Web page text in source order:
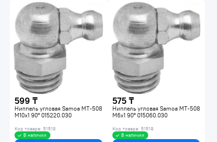
599 ₸
Ниппель угловая Samoa MT-508
M10x1 90° 015220.030
Код товара: 51518
В наличии
575 ₸
Ниппель угловая Samoa MT-508
M6x1 90° 015060.030
Код товара: 51519
В наличии